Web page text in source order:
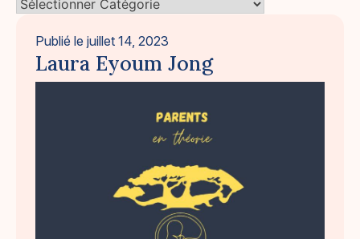
Publié le juillet 14, 2023
Laura Eyoum Jong